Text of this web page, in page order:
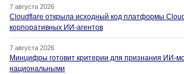
7 августа 2026
Cloudflare открыла исходный код платформы
корпоративных ИИ-агентов
7 августа 2026
Минцифры готовит критерии для признания ИИ-
национальными